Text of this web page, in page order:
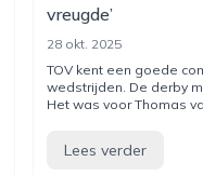
vreugde’
28 okt. 2025
TOV kent een goede
wedstrijden. De derby
Het was voor Thomas
Lees verder